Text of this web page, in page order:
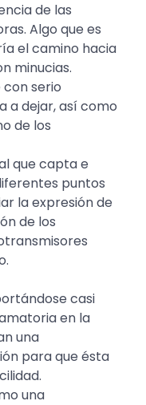
de las
Algo que es
el camino hacia
minucias.
serio
a dejar, así como
de los
que capta e
puntos
la expresión de
de los
casi
en la
una
para que ésta
una